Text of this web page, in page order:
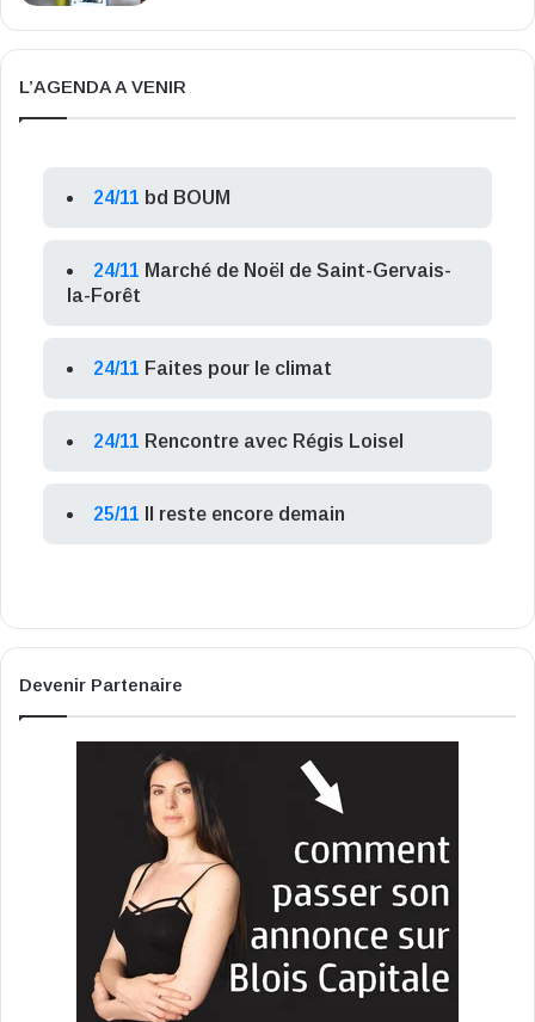
L’AGENDA A VENIR
24/11 bd BOUM
24/11 Marché de Noël de Saint-Gervais-
la-Forêt
24/11 Faites pour le climat
24/11 Rencontre avec Régis Loisel
25/11 Il reste encore demain
Devenir Partenaire